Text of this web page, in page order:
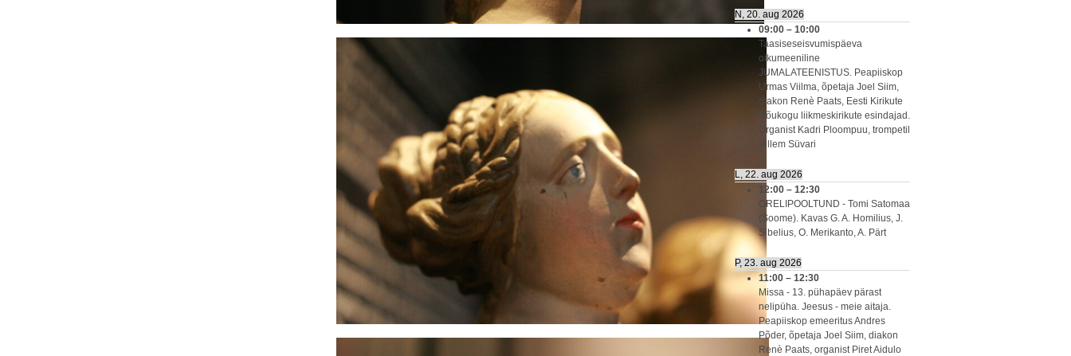
N, 20. aug 2026
09:00 – 10:00
Taasiseseisvumispäeva
oikumeeniline
JUMALATEENISTUS. Peapiiskop
Urmas Viilma, õpetaja Joel Siim,
diakon Renè Paats, Eesti Kirikute
Nõukogu liikmeskirikute esindajad.
Organist Kadri Ploompuu, trompetil
Villem Süvari
L, 22. aug 2026
12:00 – 12:30
ORELIPOOLTUND - Tomi Satomaa
(Soome). Kavas G. A. Homilius, J.
Sibelius, O. Merikanto, A. Pärt
P, 23. aug 2026
11:00 – 12:30
Missa - 13. pühapäev pärast
nelipüha. Jeesus - meie aitaja.
Peapiiskop emeeritus Andres
Põder, õpetaja Joel Siim, diakon
Renè Paats, organist Piret Aidulo